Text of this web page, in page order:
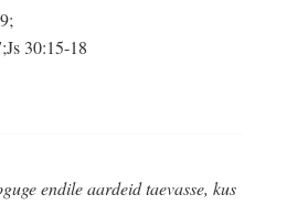
30:15-18
endile aardeid taevasse, kus